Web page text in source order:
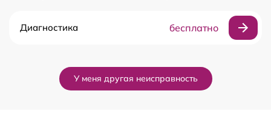
Диагностика бесплатно
У меня другая неисправность